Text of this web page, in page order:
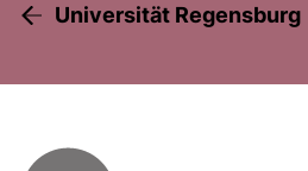
Universität Regensburg